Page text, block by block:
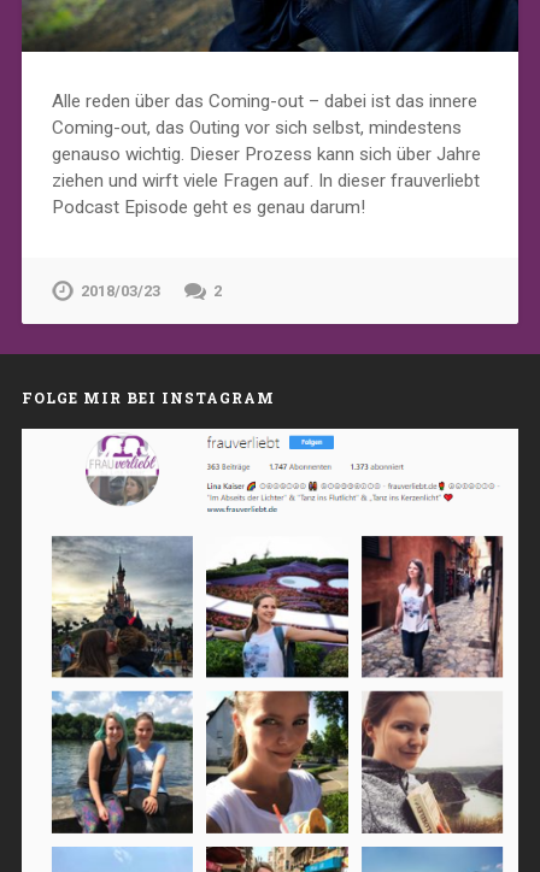
Alle reden über das Coming-out – dabei ist das innere
Coming-out, das Outing vor sich selbst, mindestens
genauso wichtig. Dieser Prozess kann sich über Jahre
ziehen und wirft viele Fragen auf. In dieser frauverliebt
Podcast Episode geht es genau darum!
2018/03/23 2
FOLGE MIR BEI INSTAGRAM